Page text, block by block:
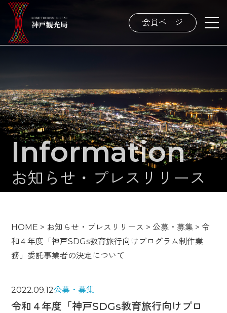
会員ページ
Information
お知らせ・プレスリリース
HOME > お知らせ・プレスリリース >公募・募集 >令
和４年度「神戸SDGs教育旅行向けプログラム制作業
務」委託事業者の決定について
2022.09.12公募・募集
令和４年度「神戸SDGs教育旅行向けプロ